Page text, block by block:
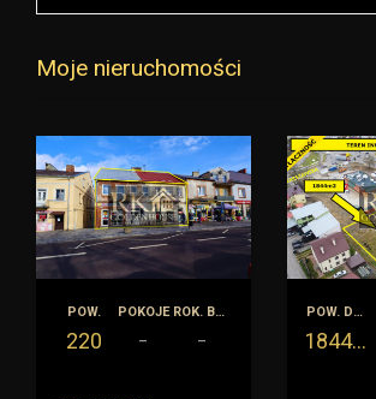
Moje nieruchomości
POW.
220
POKOJE
–
ROK. BUD.
–
POW. DZIAŁKI
1844
m2